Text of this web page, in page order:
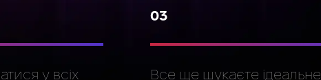
у всіх
03
Все ще шукаєте ідеальне